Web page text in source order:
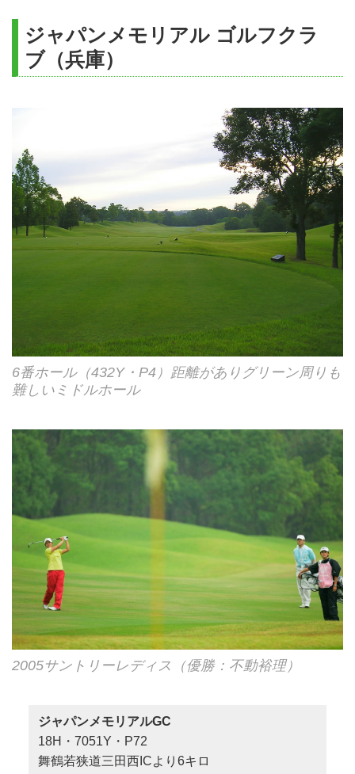
ジャパンメモリアル ゴルフクラ
ブ（兵庫）
6番ホール（432Y・P4）距離がありグリーン周りも
難しいミドルホール
2005サントリーレディス（優勝：不動裕理）
ジャパンメモリアルGC
18H・7051Y・P72
舞鶴若狭道三田西ICより6キロ